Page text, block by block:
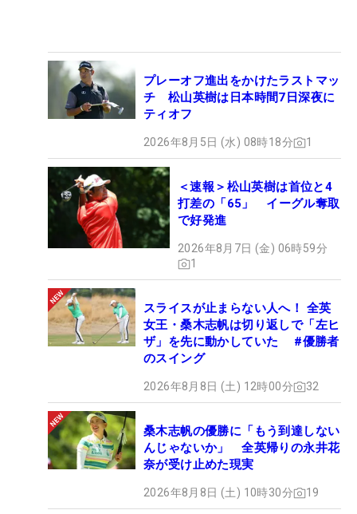
プレーオフ進出をかけたラストマッ
チ 松山英樹は日本時間7日深夜に
ティオフ
2026年8月5日 (水) 08時18分 1
＜速報＞松山英樹は首位と4
打差の「65」 イーグル奪取
で好発進
2026年8月7日 (金) 06時59分
1
スライスが止まらない人へ！ 全英
女王・桑木志帆は切り返しで「左ヒ
ザ」を先に動かしていた #優勝者
のスイング
2026年8月8日 (土) 12時00分 32
桑木志帆の優勝に「もう到達しない
んじゃないか」 全英帰りの永井花
奈が受け止めた現実
2026年8月8日 (土) 10時30分 19